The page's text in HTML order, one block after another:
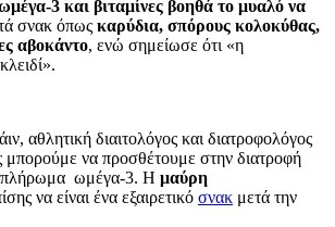
3 και βιταμίνες βοηθά το μυαλό να
σνακ όπως καρύδια, σπόρους κολοκύθας,
αβοκάντο, ενώ σημείωσε ότι «η
αθλητική διαιτολόγος και διατροφολόγος
μπορούμε να προσθέτουμε στην διατροφή
ωμέγα-3. Η μαύρη
να είναι ένα εξαιρετικό σνακ μετά την